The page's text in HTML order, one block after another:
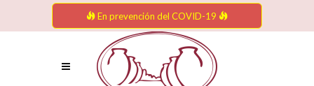
En prevención del COVID-19